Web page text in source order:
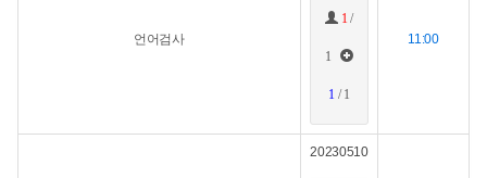
언어검사
1 /
1
1 / 1
11:00
20230510